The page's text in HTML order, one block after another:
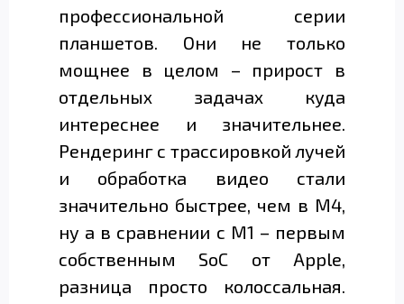
профессиональной серии
планшетов. Они не только
мощнее в целом – прирост в
отдельных задачах куда
интереснее и значительнее.
Рендеринг с трассировкой лучей
и обработка видео стали
значительно быстрее, чем в M4,
ну а в сравнении с M1 – первым
собственным SoC от Apple,
разница просто колоссальная.